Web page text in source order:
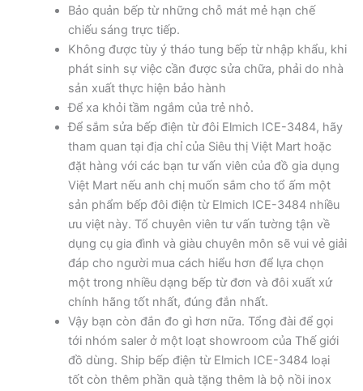
Bảo quản bếp từ những chỗ mát mẻ hạn chế
chiếu sáng trực tiếp.
Không được tùy ý tháo tung bếp từ nhập khẩu, khi
phát sinh sự việc cần được sửa chữa, phải do nhà
sản xuất thực hiện bảo hành
Để xa khỏi tầm ngắm của trẻ nhỏ.
Để sắm sửa bếp điện từ đôi Elmich ICE-3484, hãy
tham quan tại địa chỉ của Siêu thị Việt Mart hoặc
đặt hàng với các bạn tư vấn viên của đồ gia dụng
Việt Mart nếu anh chị muốn sắm cho tổ ấm một
sản phẩm bếp đôi điện từ Elmich ICE-3484 nhiều
ưu việt này. Tổ chuyên viên tư vấn tường tận về
dụng cụ gia đình và giàu chuyên môn sẽ vui vẻ giải
đáp cho người mua cách hiểu hơn để lựa chọn
một trong nhiều dạng bếp từ đơn và đôi xuất xứ
chính hãng tốt nhất, đúng đắn nhất.
Vậy bạn còn đắn đo gì hơn nữa. Tổng đài để gọi
tới nhóm saler ở một loạt showroom của Thế giới
đồ dùng. Ship bếp điện từ Elmich ICE-3484 loại
tốt còn thêm phần quà tặng thêm là bộ nồi inox